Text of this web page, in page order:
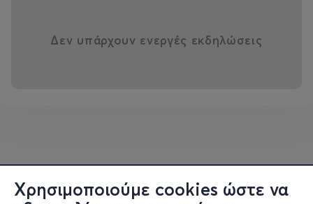
Χρησιμοποιούμε cookies ώστε να
Δεν υπάρχουν ενεργές εκδηλώσεις